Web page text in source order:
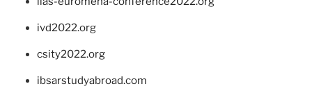
ivd2022.org
csity2022.org
ibsarstudyabroad.com